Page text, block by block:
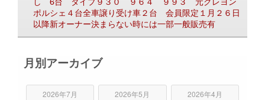
ポルシェ４台全車譲り受け車２台 会員限定１月２６日
以降新オーナー決まらない時には一部一般販売有
月別アーカイブ
2026年7月 2026年5月 2026年4月